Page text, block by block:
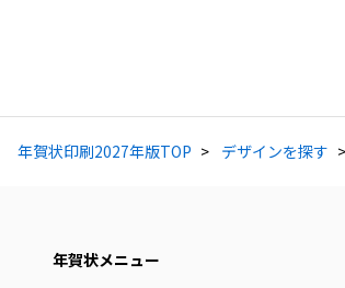
年賀状印刷2027年版TOP デザインを探す
年賀状メニュー